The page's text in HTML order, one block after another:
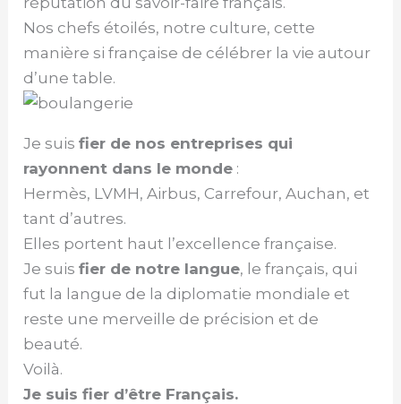
Nos chefs étoilés, notre culture, cette
manière si française de célébrer la vie autour
d’une table.
Je suisfier de nos entreprises qui
rayonnent dans le monde :
Hermès, LVMH, Airbus, Carrefour, Auchan, et
tant d’autres.
Elles portent haut l’excellence française.
Je suisfier de notre langue, le français, qui
fut la langue de la diplomatie mondiale et
reste une merveille de précision et de
beauté.
Voilà.
Je suis fier d’être Français.